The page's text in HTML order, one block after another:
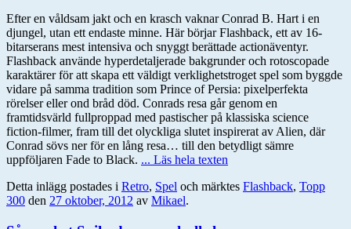
Efter en våldsam jakt och en krasch vaknar Conrad B. Hart i en
djungel, utan ett endaste minne. Här börjar Flashback, ett av 16-
bitarserans mest intensiva och snyggt berättade actionäventyr.
Flashback använde hyperdetaljerade bakgrunder och rotoscopade
karaktärer för att skapa ett väldigt verklighetstroget spel som byggde
vidare på samma tradition som Prince of Persia: pixelperfekta
rörelser eller ond bråd död. Conrads resa går genom en
framtidsvärld fullproppad med pastischer på klassiska science
fiction-filmer, fram till det olyckliga slutet inspirerat av Alien, där
Conrad sövs ner för en lång resa… till den betydligt sämre
uppföljaren Fade to Black. ... Läs hela texten
Detta inlägg postades i Retro, Spel och märktes Flashback, Topp
300 den 27 oktober, 2012 av Mikael.